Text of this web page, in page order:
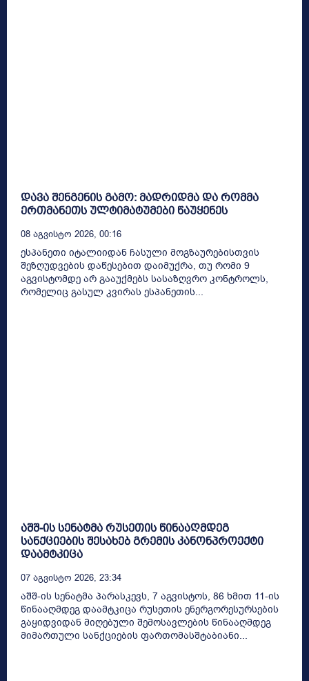
დავა შენგენის გამო: მადრიდმა და რომმა
ერთმანეთს ულტიმატუმები წაუყენეს
08 Აგვისტო 2026, 00:16
ესპანეთი იტალიიდან ჩასული მოგზაურებისთვის
შეზღუდვების დაწესებით დაიმუქრა, თუ რომი 9
აგვისტომდე არ გააუქმებს სასაზღვრო კონტროლს,
რომელიც გასულ კვირას ესპანეთის...
აშშ-ის სენატმა რუსეთის წინააღმდეგ
სანქციების შესახებ გრემის კანონპროექტი
დაამტკიცა
07 Აგვისტო 2026, 23:34
აშშ-ის სენატმა პარასკევს, 7 აგვისტოს, 86 ხმით 11-ის
წინააღმდეგ დაამტკიცა რუსეთის ენერგორესურსების
გაყიდვიდან მიღებული შემოსავლების წინააღმდეგ
მიმართული სანქციების ფართომასშტაბიანი...